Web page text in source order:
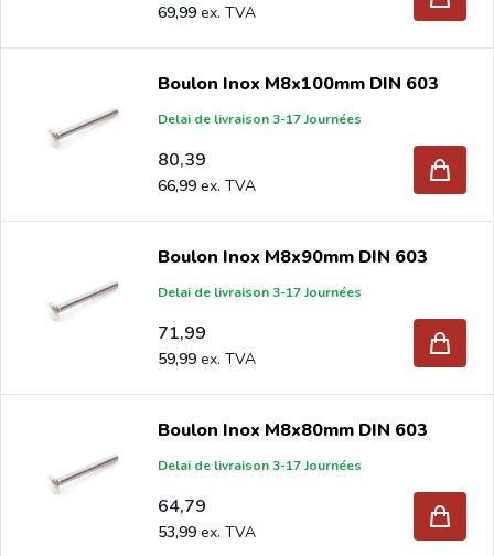
69,99
Boulon Inox M8x100mm DIN 603
Delai de livraison 3-17 Journées
80,39
66,99
Boulon Inox M8x90mm DIN 603
Delai de livraison 3-17 Journées
71,99
59,99
Boulon Inox M8x80mm DIN 603
Delai de livraison 3-17 Journées
64,79
53,99